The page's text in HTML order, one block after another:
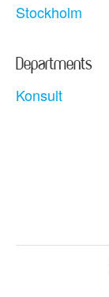
Stockholm
Departments
Konsult